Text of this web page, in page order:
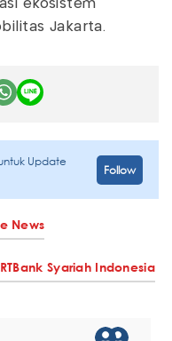
ekosistem
Jakarta.
Update
Follow
News
Bank Syariah Indonesia